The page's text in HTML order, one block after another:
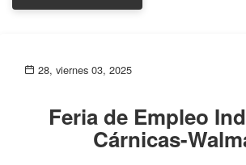
28, viernes 03, 2025
Feria de Empleo
Cárnicas-